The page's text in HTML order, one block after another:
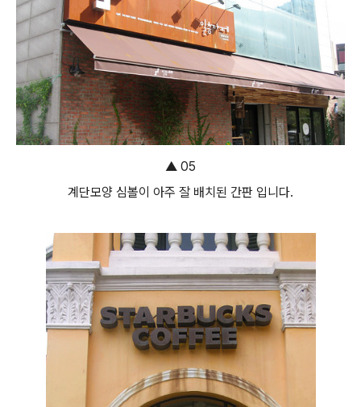
▲ 05
계단모양 심볼이 아주 잘 배치된 간판 입니다.